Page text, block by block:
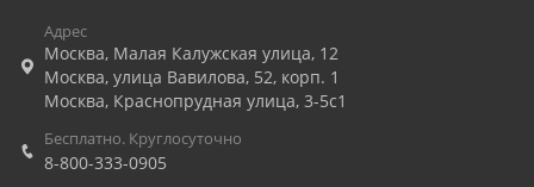
Адрес
Москва, Малая Калужская улица, 12
Москва, улица Вавилова, 52, корп. 1
Москва, Краснопрудная улица, 3-5с1
Бесплатно. Круглосуточно
8-800-333-0905